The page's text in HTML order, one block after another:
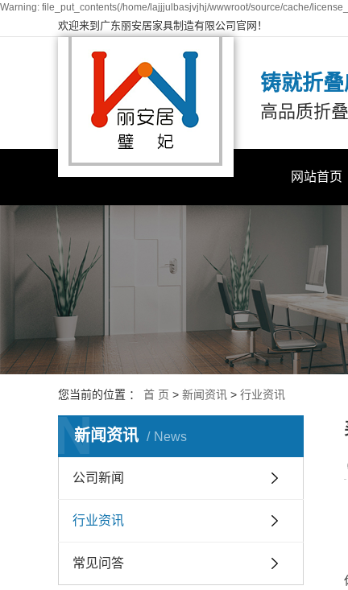
Warning: file_put_contents(/home/lajjjulbasjvjhj/wwwroot/source/cache/
欢迎来到广东丽安居家具制造有限公司官网！
铸就折
高品质折
网站首页
您当前的位置 ： 首 页 > 新闻资讯 > 行业资讯
新闻资讯 News
N
公司新闻
行业资讯
常见问答